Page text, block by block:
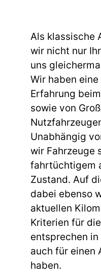
Als klassische
wir nicht nur
uns
Wir haben
Erfahrung
sowie von
Unabhängig
wir Fahrzeuge
fahrtüchtigem
Zustand. Auf
dabei ebenso
aktuellen
Kriterien für
entsprechen in
auch für einen
haben.